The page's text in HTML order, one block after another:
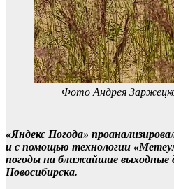
Фото Андрея
«Яндекс Погода»
и с помощью технологии
погоды на ближайшие выходные
Новосибирска.